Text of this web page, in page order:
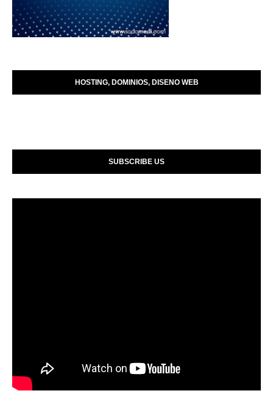
HOSTING, DOMINIOS, DISENO WEB
SUBSCRIBE US